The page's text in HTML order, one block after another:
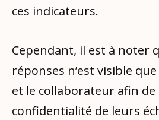
ces indicateurs.
Cependant, il est à noter
réponses n’est visible
et le collaborateur afin
confidentialité de leurs